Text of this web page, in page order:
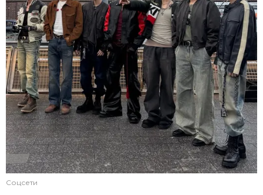
Соцсети